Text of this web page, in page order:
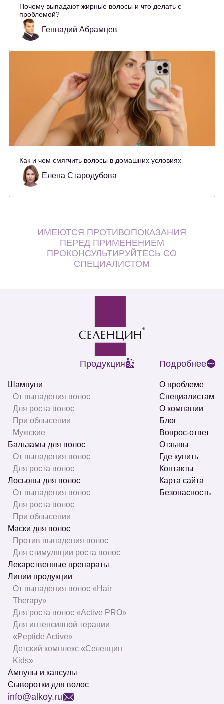
Почему выпадают жирные волосы и что делать с
проблемой?
Геннадий Абрамцев
Как и чем смягчить волосы в домашних условиях
Елена Стародубова
ИМЕЮТСЯ ПРОТИВОПОКАЗАНИЯ
ПЕРЕД ПРИМЕНЕНИЕМ
ПРОКОНСУЛЬТИРУЙТЕСЬ СО
СПЕЦИАЛИСТОМ
Продукция
Шампуни
От выпадения волос
Для роста волос
При облысении
Мужские
Бальзамы для волос
От выпадения волос
Для роста волос
Лосьоны для волос
От выпадения волос
Для роста волос
При облысении
Маски для волос
Против выпадения волос
Для стимуляции роста волос
Лекарственные препараты
Линии продукции
От выпадения волос «Hair
Therapy»
Для роста волос «Active PRO»
Для интенсивной терапии
«Peptide Active»
Детский комплекс «Селенцин
Kids»
Ампулы и капсулы
Сыворотки для волос
Подробнее
О проблеме
Специалистам
О компании
Блог
Вопрос-ответ
Отзывы
Где купить
Контакты
Карта сайта
Безопасность
info@alkoy.ru